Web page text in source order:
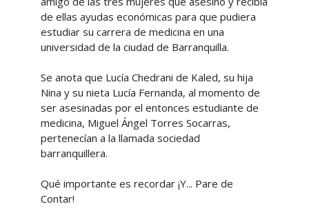
de ellas ayudas económicas para que pudiera
estudiar su carrera de medicina en una
universidad de la ciudad de Barranquilla.
Se anota que Lucía Chedrani de Kaled, su hija
Nina y su nieta Lucía Fernanda, al momento de
ser asesinadas por el entonces estudiante de
medicina, Miguel Ángel Torres Socarras,
pertenecían a la llamada sociedad
barranquillera.
Qué importante es recordar ¡Y... Pare de
Contar!